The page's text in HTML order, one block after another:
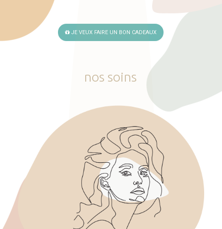
JE VEUX FAIRE UN BON CADEAUX
nos soins